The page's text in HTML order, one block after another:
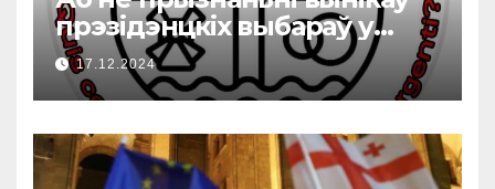
прэзідэнцкіх выбараў у
Сакартвэла ад 14 снежня
2024 года
17.12.2024